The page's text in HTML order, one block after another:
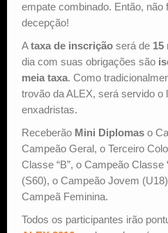
empate combinado. Então,
decepção!
Ataxa de inscrição será de 15
dia com suas obrigações são
meia taxa. Como
trovão da ALEX, será servido o
enxadristas.
Receberão Mini Diplomas o
Campeão Geral, o Terceiro
Classe “B”, o Campeão Classe
(S60), o Campeão Jovem
Campeã Feminina.
Todos os participantes irão